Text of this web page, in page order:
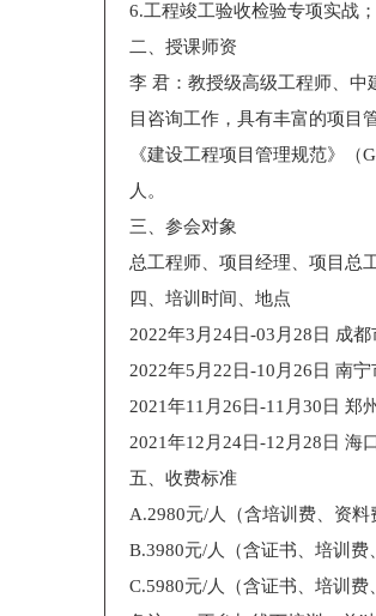
6.工程竣工验收检验专项实战；
二、授课师资
李 君：教授级高级工程师、
目咨询工作，具有丰富的项目
《建设工程项目管理规范》（
人。
三、参会对象
总工程师、项目经理、项目总
四、培训时间、地点
2022年3月24日-03月28日 成都
2022年5月22日-10月26日 南宁
2021年11月26日-11月30日 郑
2021年12月24日-12月28日 海
五、收费标准
A.2980元/人（含培训费、资
B.3980元/人（含证书、培训
C.5980元/人（含证书、培训